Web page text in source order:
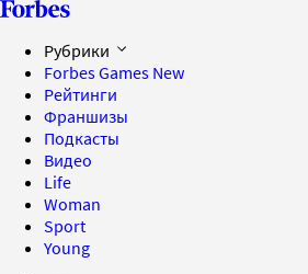
Рубрики
Forbes Games New
Рейтинги
Франшизы
Подкасты
Видео
Life
Woman
Sport
Young